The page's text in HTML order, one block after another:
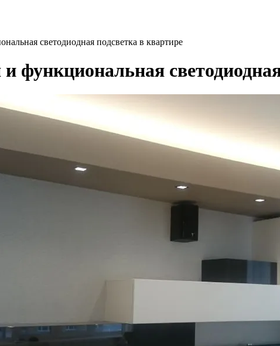
светодиодная подсветка в квартире
функциональная